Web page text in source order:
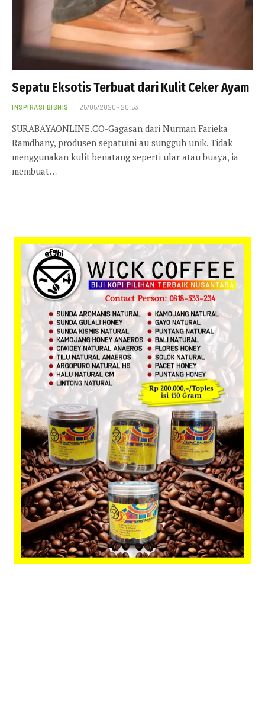
Sepatu Eksotis Terbuat dari Kulit Ceker Ayam
INSPIRASI BISNIS 25/05/2020 - 20:53
SURABAYAONLINE.CO-Gagasan dari Nurman Farieka
Ramdhany, produsen sepatuini au sungguh unik. Tidak
menggunakan kulit benatang seperti ular atau buaya, ia
membuat…